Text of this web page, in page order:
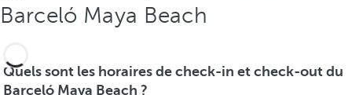
Barceló Maya Beach
Quels sont les horaires de check-in et check-out du
Barceló Maya Beach ?